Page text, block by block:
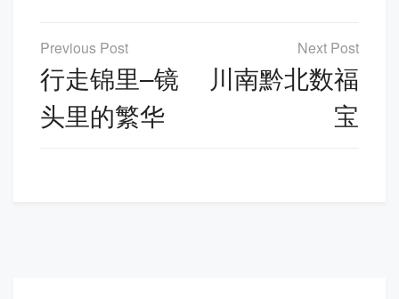
文
章
导
航
行走锦里–镜
头里的繁华
川南黔北数福
宝